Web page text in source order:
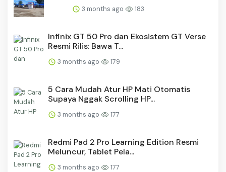
3 months ago 183
Infinix GT 50 Pro dan Ekosistem GT Verse
Resmi Rilis: Bawa T...
3 months ago 179
5 Cara Mudah Atur HP Mati Otomatis
Supaya Nggak Scrolling HP...
3 months ago 177
Redmi Pad 2 Pro Learning Edition Resmi
Meluncur, Tablet Pela...
3 months ago 177